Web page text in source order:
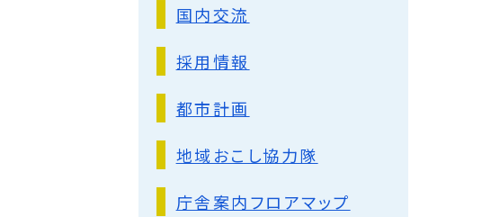
国内交流
採用情報
都市計画
地域おこし協力隊
庁舎案内フロアマップ